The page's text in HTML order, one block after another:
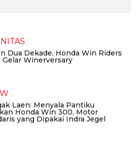
Dua Dekade, Honda Win Riders
Gelar Winerversary
Laen: Menyala Pantiku
Honda Win 300, Motor
yang Dipakai Indra Jegel